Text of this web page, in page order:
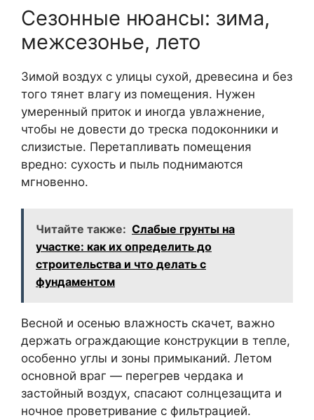
Сезонные нюансы: зима,
межсезонье, лето
Зимой воздух с улицы сухой, древесина и без
того тянет влагу из помещения. Нужен
умеренный приток и иногда увлажнение,
чтобы не довести до треска подоконники и
слизистые. Перетапливать помещения
вредно: сухость и пыль поднимаются
мгновенно.
Читайте также: Слабые грунты на
участке: как их определить до
строительства и что делать с
фундаментом
Весной и осенью влажность скачет, важно
держать ограждающие конструкции в тепле,
особенно углы и зоны примыканий. Летом
основной враг — перегрев чердака и
застойный воздух, спасают солнцезащита и
ночное проветривание с фильтрацией.